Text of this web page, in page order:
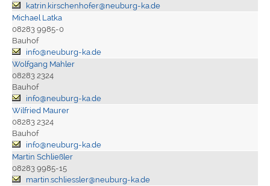
katrin.kirschenhofer@neuburg-ka.de
Michael Latka
08283 9985-0
Bauhof
info@neuburg-ka.de
Wolfgang Mahler
08283 2324
Bauhof
info@neuburg-ka.de
Wilfried Maurer
08283 2324
Bauhof
info@neuburg-ka.de
Martin Schließler
08283 9985-15
martin.schliessler@neuburg-ka.de